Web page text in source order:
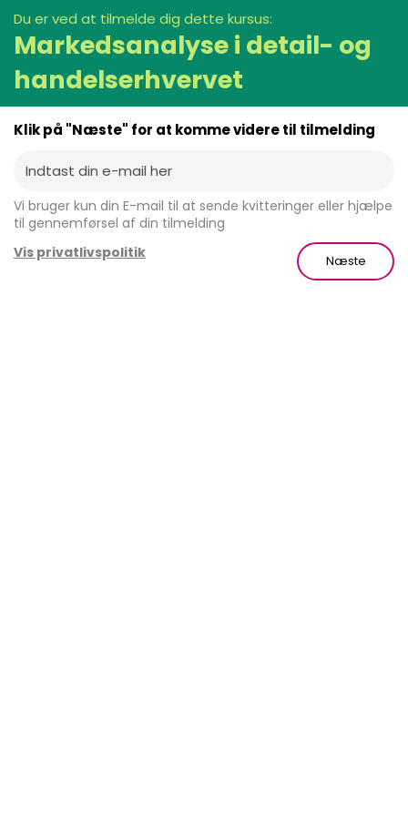
Du er ved at tilmelde dig dette kursus:
Markedsanalyse i detail- og
handelserhvervet
Klik på "Næste" for at komme videre til tilmelding
Vi bruger kun din E-mail til at sende kvitteringer eller hjælpe
til gennemførsel af din tilmelding
Vis privatlivspolitik